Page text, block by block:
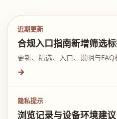
近期更新
合规入口指南新增筛选
更新、精选、入口、说明与FAQ
→
隐私提示
浏览记录与设备环境建议